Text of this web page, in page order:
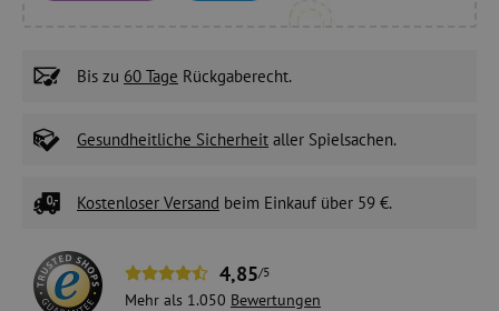
Bis zu 60 Tage Rückgaberecht.
Gesundheitliche Sicherheit aller Spielsachen.
Kostenloser Versand beim Einkauf über 59 €.
4,85/5
Mehr als 1.050 Bewertungen